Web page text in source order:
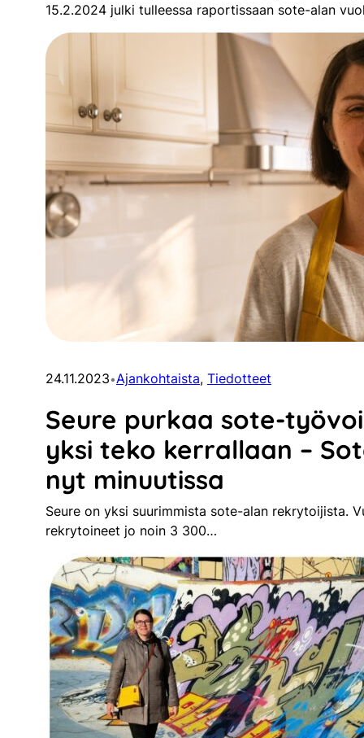
15.2.2024 julki tulleessa raportissaan sote-alan
24.11.2023•Ajankohtaista, Tiedotteet
Seure purkaa sote-
yksi teko kerrallaan –
nyt minuutissa
Seure on yksi suurimmista sote-alan rekrytoijista.
rekrytoineet jo noin 3 300…